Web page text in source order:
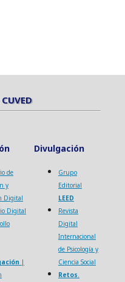
Divulgación
de
y
Digital
Digital
|
Grupo
Editorial
LEED
Revista
Digital
Internacional
de Psicología y
Ciencia Social
Retos.